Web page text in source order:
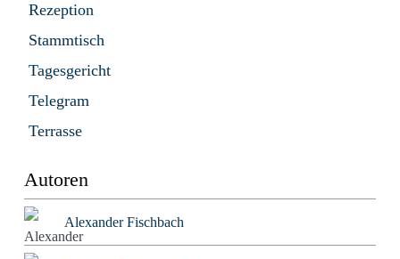
Rezeption
Stammtisch
Tagesgericht
Telegram
Terrasse
Autoren
Alexander Fischbach